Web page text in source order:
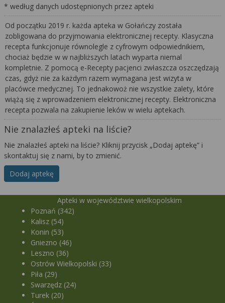
* według danych udostępnionych przez apteki
Od początku 2019 r. każda apteka w Gołańczy została
zobligowana do przyjmowania elektronicznej recepty. Klasyczna
recepta funkcjonuje równolegle z cyfrowym odpowiednikiem,
chociaż będzie w w najbliższych latach wyparta niemal
kompletnie. Z pomocą e-Recepty pacjenci zwłaszcza oszczędzają
czas, gdyż nie za każdym razem wymagana jest wizyta w
placówce medycznej. To jednakowoż nie wszystkie zalety, które
wiążą się z wprowadzeniem elektronicznej recepty. Elektroniczna
recepta pozwala na zakupienie leków w wielu aptekach.
Nie znalazłeś apteki na liście?
Nie znalazłeś apteki na liście? Kliknij przycisk „Dodaj aptekę” i
skontaktuj się z nami, by to zmienić.
Dodaj aptekę
Apteki w województwie wielkopolskim
Poznań (342)
Kalisz (54)
Konin (53)
Gniezno (46)
Leszno (36)
Ostrów Wielkopolski (33)
Piła (29)
Swarzędz (24)
Turek (20)